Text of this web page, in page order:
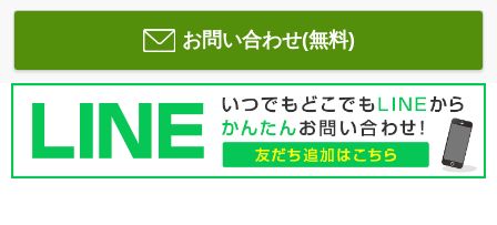
お問い合わせ(無料)